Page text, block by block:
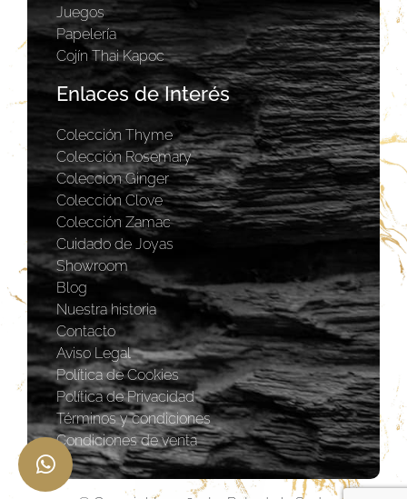
Juegos
Papelería
Cojín Thai Kapoc
Enlaces de Interés
Colección Thyme
Colección Rosemary
Coleccion Ginger
Colección Clove
Colección Zamac
Cuidado de Joyas
Showroom
Blog
Nuestra historia
Contacto
Aviso Legal
Política de Cookies
Política de Privacidad
Términos y condiciones
Condiciones de venta